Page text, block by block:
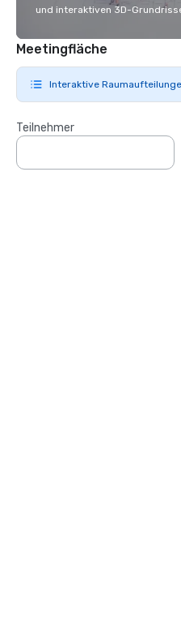
und interaktiven 3D-
Meetingfläche
Interaktive
Teilnehmer